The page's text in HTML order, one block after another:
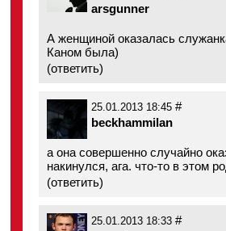
arsgunner
А женщиной оказалась
Каном была)
(ответить)
25.01.2013 18:45 #
beckhammilan
а она совершенно случайно
накинулся, ага. что-то в этом
(ответить)
25.01.2013 18:33 #